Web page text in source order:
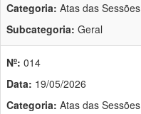
Categoria: Atas das Sessões
Subcategoria: Geral
Nº: 014
Data: 19/05/2026
Categoria: Atas das Sessões